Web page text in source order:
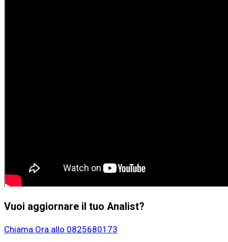
Vuoi aggiornare il tuo Analist?
Chiama Ora allo 0825680173